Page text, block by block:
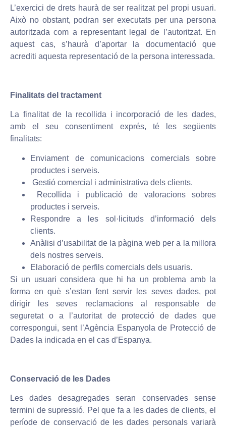
L’exercici de drets haurà de ser realitzat pel propi usuari.
Això no obstant, podran ser executats per una persona
autoritzada com a representant legal de l’autoritzat. En
aquest cas, s’haurà d’aportar la documentació que
acrediti aquesta representació de la persona interessada.
Finalitats del tractament
La finalitat de la recollida i incorporació de les dades,
amb el seu consentiment exprés, té les següents
finalitats:
Enviament de comunicacions comercials sobre
productes i serveis.
Gestió comercial i administrativa dels clients.
Recollida i publicació de valoracions sobres
productes i serveis.
Respondre a les sol·licituds d’informació dels
clients.
Anàlisi d’usabilitat de la pàgina web per a la millora
dels nostres serveis.
Elaboració de perfils comercials dels usuaris.
Si un usuari considera que hi ha un problema amb la
forma en què s’estan fent servir les seves dades, pot
dirigir les seves reclamacions al responsable de
seguretat o a l’autoritat de protecció de dades que
correspongui, sent l’Agència Espanyola de Protecció de
Dades la indicada en el cas d’Espanya.
Conservació de les Dades
Les dades desagregades seran conservades sense
termini de supressió. Pel que fa a les dades de clients, el
període de conservació de les dades personals variarà